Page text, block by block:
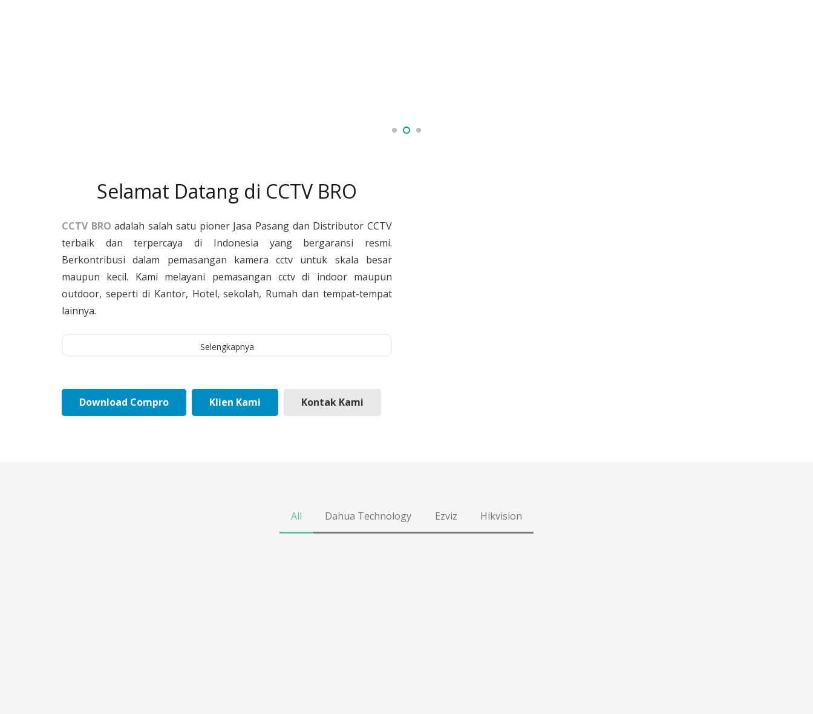
Selamat Datang di CCTV BRO
CCTV BRO adalah salah satu pioner Jasa Pasang dan Distributor CCTV
terbaik dan terpercaya di Indonesia yang bergaransi resmi.
Berkontribusi dalam pemasangan kamera cctv untuk skala besar
maupun kecil. Kami melayani pemasangan cctv di indoor maupun
outdoor, seperti di Kantor, Hotel, sekolah, Rumah dan tempat-tempat
lainnya.
Selengkapnya
Download Compro Klien Kami Kontak Kami
All Dahua Technology Ezviz Hikvision